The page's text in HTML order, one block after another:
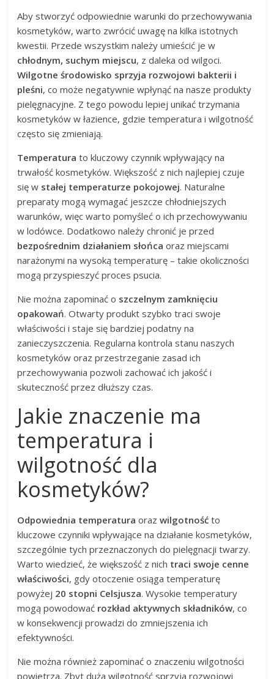
Aby stworzyć odpowiednie warunki do przechowywania
kosmetyków, warto zwrócić uwagę na kilka istotnych
kwestii. Przede wszystkim należy umieścić je w
chłodnym, suchym miejscu, z daleka od wilgoci.
Wilgotne środowisko sprzyja rozwojowi bakterii i
pleśni, co może negatywnie wpłynąć na nasze produkty
pielęgnacyjne. Z tego powodu lepiej unikać trzymania
kosmetyków w łazience, gdzie temperatura i wilgotność
często się zmieniają.
Temperatura to kluczowy czynnik wpływający na
trwałość kosmetyków. Większość z nich najlepiej czuje
się w stałej temperaturze pokojowej. Naturalne
preparaty mogą wymagać jeszcze chłodniejszych
warunków, więc warto pomyśleć o ich przechowywaniu
w lodówce. Dodatkowo należy chronić je przed
bezpośrednim działaniem słońca oraz miejscami
narażonymi na wysoką temperaturę – takie okoliczności
mogą przyspieszyć proces psucia.
Nie można zapominać o szczelnym zamknięciu
opakowań. Otwarty produkt szybko traci swoje
właściwości i staje się bardziej podatny na
zanieczyszczenia. Regularna kontrola stanu naszych
kosmetyków oraz przestrzeganie zasad ich
przechowywania pozwoli zachować ich jakość i
skuteczność przez dłuższy czas.
Jakie znaczenie ma
temperatura i
wilgotność dla
kosmetyków?
Odpowiednia temperatura orazwilgotność to
kluczowe czynniki wpływające na działanie kosmetyków,
szczególnie tych przeznaczonych do pielęgnacji twarzy.
Warto wiedzieć, że większość z nich traci swoje cenne
właściwości, gdy otoczenie osiąga temperaturę
powyżej 20 stopni Celsjusza. Wysokie temperatury
mogą powodować rozkład aktywnych składników, co
w konsekwencji prowadzi do zmniejszenia ich
efektywności.
Nie można również zapominać o znaczeniu wilgotności
powietrza. Zbyt duża wilgotność sprzyja rozwojowi